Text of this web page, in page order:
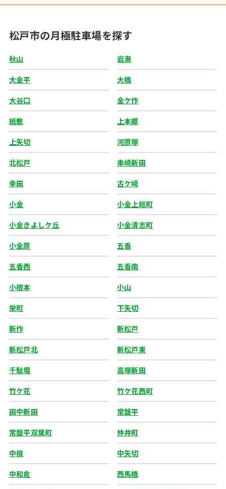
松戸市の月極駐車場を探す
秋山 岩瀬
大金平 大橋
大谷口 金ケ作
紙敷 上本郷
上矢切 河原塚
北松戸 串崎新田
幸田 古ケ崎
小金 小金上総町
小金きよしケ丘 小金清志町
小金原 五香
五香西 五香南
小根本 小山
栄町 下矢切
新作 新松戸
新松戸北 新松戸東
千駄堀 高塚新田
竹ケ花 竹ケ花西町
田中新田 常盤平
常盤平双葉町 仲井町
中根 中矢切
中和倉 西馬橋